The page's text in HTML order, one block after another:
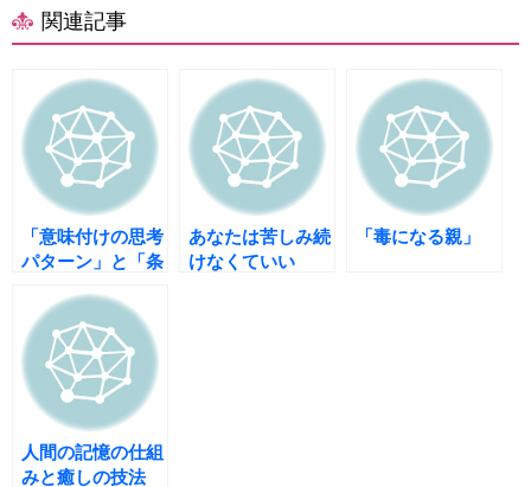
関連記事
「意味付けの思考
パターン」と「条
ン」
あなたは苦しみ続
けなくていい
「毒になる親」
人間の記憶の仕組
みと癒しの技法